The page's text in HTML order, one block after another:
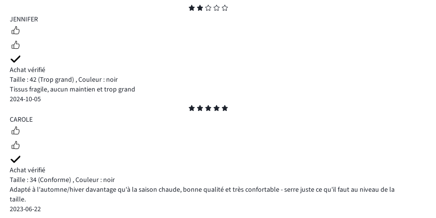
2
JENNIFER
Achat vérifié
Taille : 42 (Trop grand) ,Couleur : noir
Tissus fragile, aucun maintien et trop grand
2024-10-05
5
CAROLE
Achat vérifié
Taille : 34 (Conforme) ,Couleur : noir
Adapté à l'automne/hiver davantage qu'à la saison chaude, bonne qualité et très confortable - serre juste ce qu'il faut au niveau de la
taille.
2023-06-22